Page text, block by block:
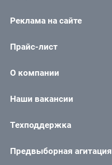
Реклама на сайте
Прайс-лист
О компании
Наши вакансии
Техподдержка
Предвыборная агитация